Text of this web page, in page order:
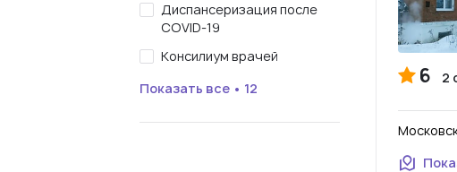
Диспансеризация после
COVID-19
Консилиум врачей
Показать все • 12
6 2